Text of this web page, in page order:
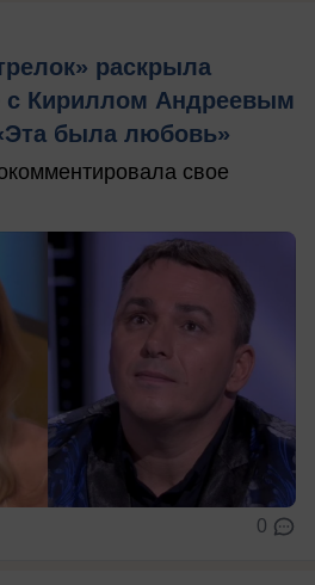
раскрыла
с Кириллом Андреевым
была любовь»
свое
0